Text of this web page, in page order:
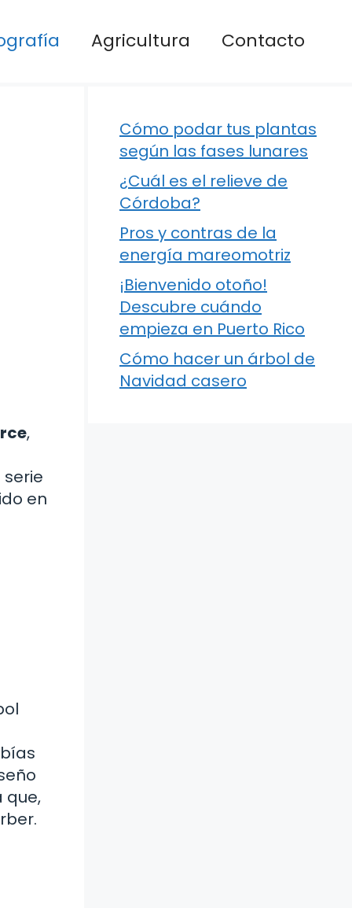
Agricultura Contacto
,
en
que,
Cómo podar tus plantas
según las fases lunares
¿Cuál es el relieve de
Córdoba?
Pros y contras de la
energía mareomotriz
¡Bienvenido otoño!
Descubre cuándo
empieza en Puerto Rico
Cómo hacer un árbol de
Navidad casero